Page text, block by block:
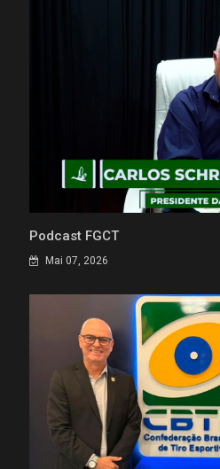
Podcast FGCT
Mai 07, 2026